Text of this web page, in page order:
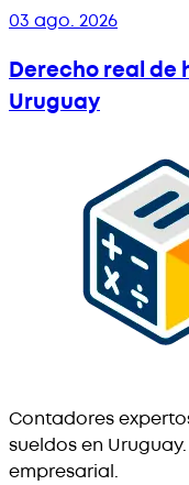
03 ago. 2026
Derecho real de
Uruguay
Contadores
sueldos en
empresarial.